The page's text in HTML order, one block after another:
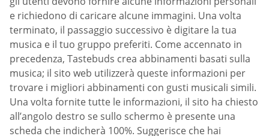
e richiedono di caricare alcune immagini. Una volta
terminato, il passaggio successivo è digitare la tua
musica e il tuo gruppo preferiti. Come accennato in
precedenza, Tastebuds crea abbinamenti basati sulla
musica; il sito web utilizzerà queste informazioni per
trovare i migliori abbinamenti con gusti musicali simili.
Una volta fornite tutte le informazioni, il sito ha chiesto
all’angolo destro se sullo schermo è presente una
scheda che indicherà 100%. Suggerisce che hai